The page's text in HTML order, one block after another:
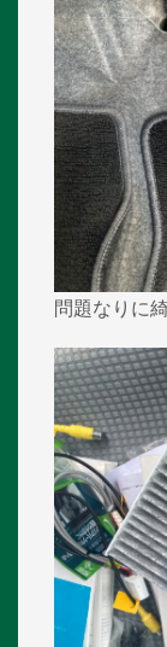
問題なりに